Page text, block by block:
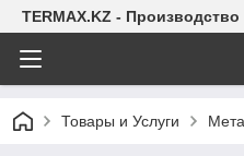
TERMAX.KZ -
Товары и Услуги